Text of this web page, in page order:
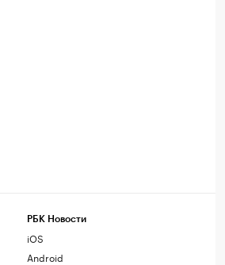
РБК Новости
iOS
Android